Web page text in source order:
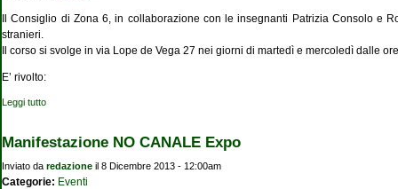
Il Consiglio di Zona 6, in collaborazione con le insegnanti Patrizia Consolo e
stranieri.
Il corso si svolge in via Lope de Vega 27 nei giorni di martedì e mercoledì dalle
E’ rivolto:
Leggi tutto
Manifestazione NO CANALE Expo
Inviato da redazione il 8 Dicembre 2013 - 12:00am
Categorie: Eventi